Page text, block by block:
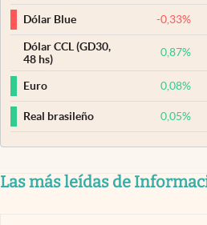
Dólar Blue -0,33%
Dólar CCL (GD30,
48 hs)
0,87%
Euro 0,08%
Real brasileño 0,05%
Las más leídas de